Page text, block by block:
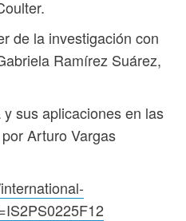
de la investigación con
Ramírez Suárez,
sus aplicaciones en las
Arturo Vargas